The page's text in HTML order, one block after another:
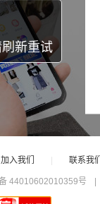
加入我们 联系我们
44010602010359号
新重试